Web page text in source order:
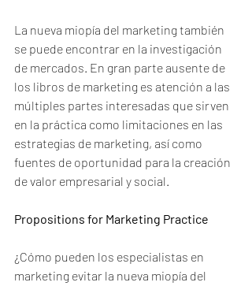
La nueva miopía del marketing también
se puede encontrar en la investigación
de mercados. En gran parte ausente de
los libros de marketing es atención a las
múltiples partes interesadas que sirven
en la práctica como limitaciones en las
estrategias de marketing, así como
fuentes de oportunidad para la creación
de valor empresarial y social.
Propositions for Marketing Practice
¿Cómo pueden los especialistas en
marketing evitar la nueva miopía del